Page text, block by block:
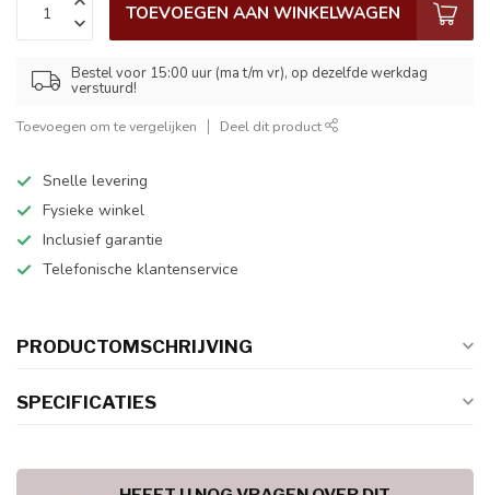
TOEVOEGEN AAN WINKELWAGEN
Bestel voor 15:00 uur (ma t/m vr), op dezelfde werkdag
verstuurd!
Toevoegen om te vergelijken Deel dit product
Snelle levering
Fysieke winkel
Inclusief garantie
Telefonische klantenservice
PRODUCTOMSCHRIJVING
SPECIFICATIES